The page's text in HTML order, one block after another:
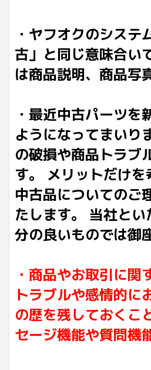
・ヤフオクのシス
古」と同じ意味合い
は商品説明、商品写
・最近中古パーツ
ようになってまいり
の破損や商品トラブ
す。 メリットだけ
中古品についてのご
たします。 当社と
分の良いものでは御
・商品やお取引に
トラブルや感情的に
の歴を残しておくこ
セージ機能や質問機